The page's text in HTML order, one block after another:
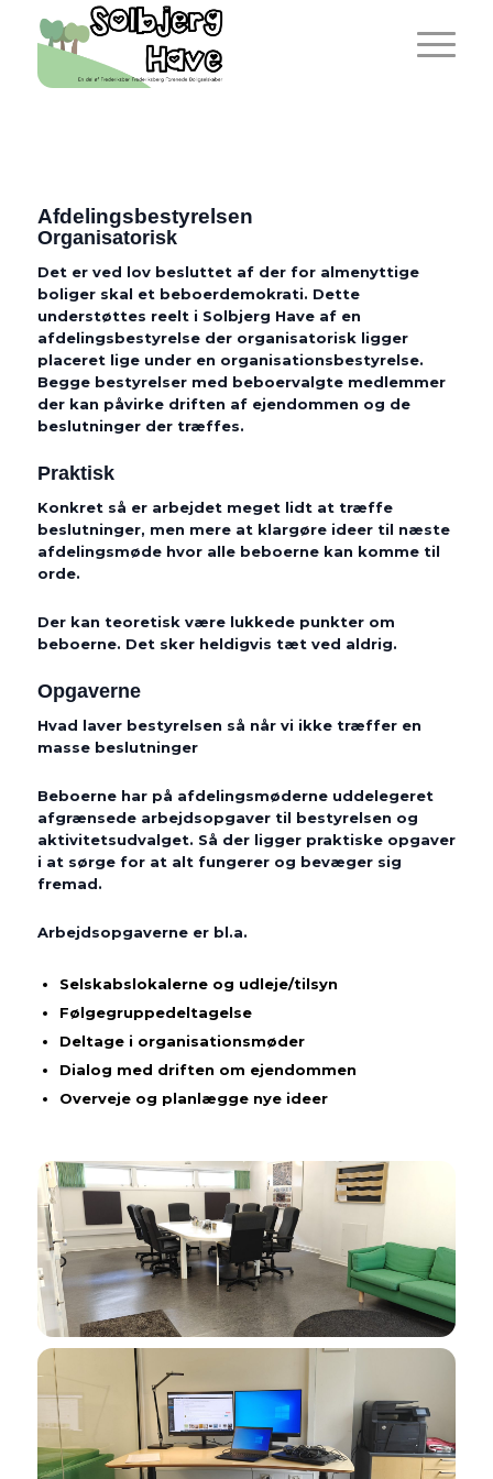
Afdelingsbestyrelsen
Organisatorisk
Det er ved lov besluttet af der for almenyttige
boliger skal et beboerdemokrati. Dette
understøttes reelt i Solbjerg Have af en
afdelingsbestyrelse der organisatorisk ligger
placeret lige under en organisationsbestyrelse.
Begge bestyrelser med beboervalgte medlemmer
der kan påvirke driften af ejendommen og de
beslutninger der træffes.
Praktisk
Konkret så er arbejdet meget lidt at træffe
beslutninger, men mere at klargøre ideer til næste
afdelingsmøde hvor alle beboerne kan komme til
orde.
Der kan teoretisk være lukkede punkter om
beboerne. Det sker heldigvis tæt ved aldrig.
Opgaverne
Hvad laver bestyrelsen så når vi ikke træffer en
masse beslutninger
Beboerne har på afdelingsmøderne uddelegeret
afgrænsede arbejdsopgaver til bestyrelsen og
aktivitetsudvalget. Så der ligger praktiske opgaver
i at sørge for at alt fungerer og bevæger sig
fremad.
Arbejdsopgaverne er bl.a.
Selskabslokalerne og udleje/tilsyn
Følgegruppedeltagelse
Deltage i organisationsmøder
Dialog med driften om ejendommen
Overveje og planlægge nye ideer